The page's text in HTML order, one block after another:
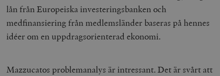
lån från Europeiska investeringsbanken och
medfinansiering från medlemsländer baseras på hennes
idéer om en uppdragsorienterad ekonomi.
Mazzucatos problemanalys är intressant. Det är svårt att